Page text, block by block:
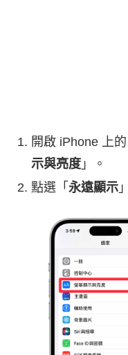
開啟 iPhone 上的
示與亮度 」。
點選「 永遠顯示